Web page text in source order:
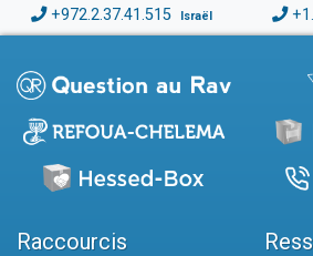
+972.2.37.41.515 Israël
Raccourcis